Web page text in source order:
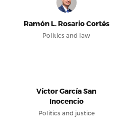
Ramón L. Rosario Cortés
Politics and law
Víctor García San
Inocencio
Politics and justice